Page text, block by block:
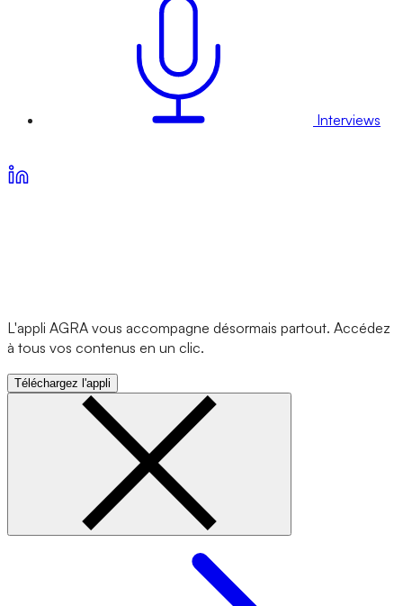
Interviews
L'appli AGRA vous accompagne désormais partout. Accédez
à tous vos contenus en un clic.
Téléchargez l'appli